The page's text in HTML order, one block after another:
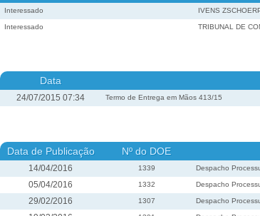
Interessado IVENS
Interessado TRIBUNAL DE
Data
24/07/2015 07:34 Termo de Entrega em Mãos 413/15
Data de Publicação Nº do DOE
14/04/2016 1339 Despacho
05/04/2016 1332 Despacho
29/02/2016 1307 Despacho